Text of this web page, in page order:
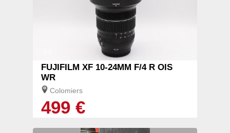
FUJIFILM XF 10-24MM F/4 R OIS
WR
Colomiers
499 €